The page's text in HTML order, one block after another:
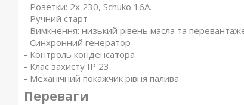
- Розетки: 2x 230, Schuko 16А.
- Ручний старт
- Вимкнення: низький рівень масла та
- Синхронний генератор
- Контроль конденсатора
- Клас захисту ІР 23.
- Механічний покажчик рівня палива
Переваги